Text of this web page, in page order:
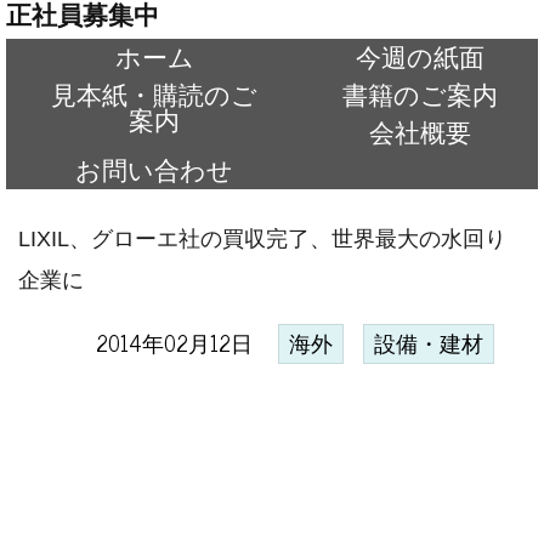
正社員募集中
ホーム
今週の紙面
見本紙・購読のご
案内
書籍のご案内
会社概要
お問い合わせ
LIXIL、グローエ社の買収完了、世界最大の水回り
企業に
2014年02月12日 海外 設備・建材